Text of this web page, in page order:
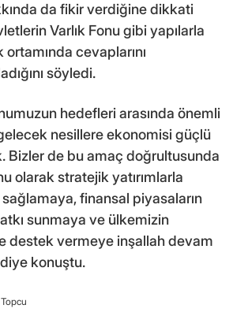
da fikir verdiğine dikkati
Varlık Fonu gibi yapılarla
cevaplarını
söyledi.
hedefleri arasında önemli
nesillere ekonomisi güçlü
Bizler de bu amaç doğrultusunda
olarak stratejik yatırımlarla
finansal piyasaların
sunmaya ve ülkemizin
destek vermeye inşallah devam
konuştu.